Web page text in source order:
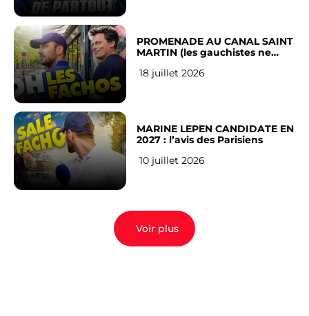
PROMENADE AU CANAL SAINT
MARTIN (les gauchistes ne
18 juillet 2026
MARINE LEPEN CANDIDATE EN
2027 : l’avis des Parisiens
10 juillet 2026
Voir plus